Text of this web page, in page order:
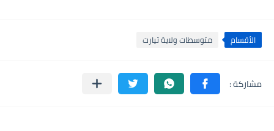
الأقسام متوسطات ولاية تيارت